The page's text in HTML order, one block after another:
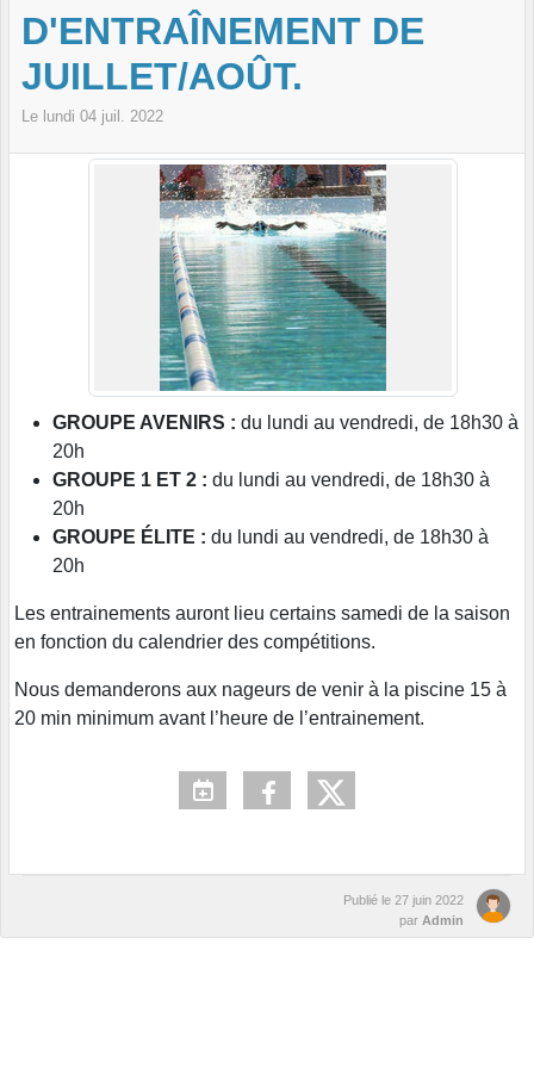
D'ENTRAÎNEMENT DE
JUILLET/AOÛT.
Le lundi 04 juil. 2022
GROUPE AVENIRS : du lundi au vendredi, de 18h30 à
20h
GROUPE 1 ET 2 : du lundi au vendredi, de 18h30 à
20h
GROUPE ÉLITE : du lundi au vendredi, de 18h30 à
20h
Les entrainements auront lieu certains samedi de la saison
en fonction du calendrier des compétitions.
Nous demanderons aux nageurs de venir à la piscine 15 à
20 min minimum avant l’heure de l’entrainement.
Publié le 27 juin 2022
par Admin